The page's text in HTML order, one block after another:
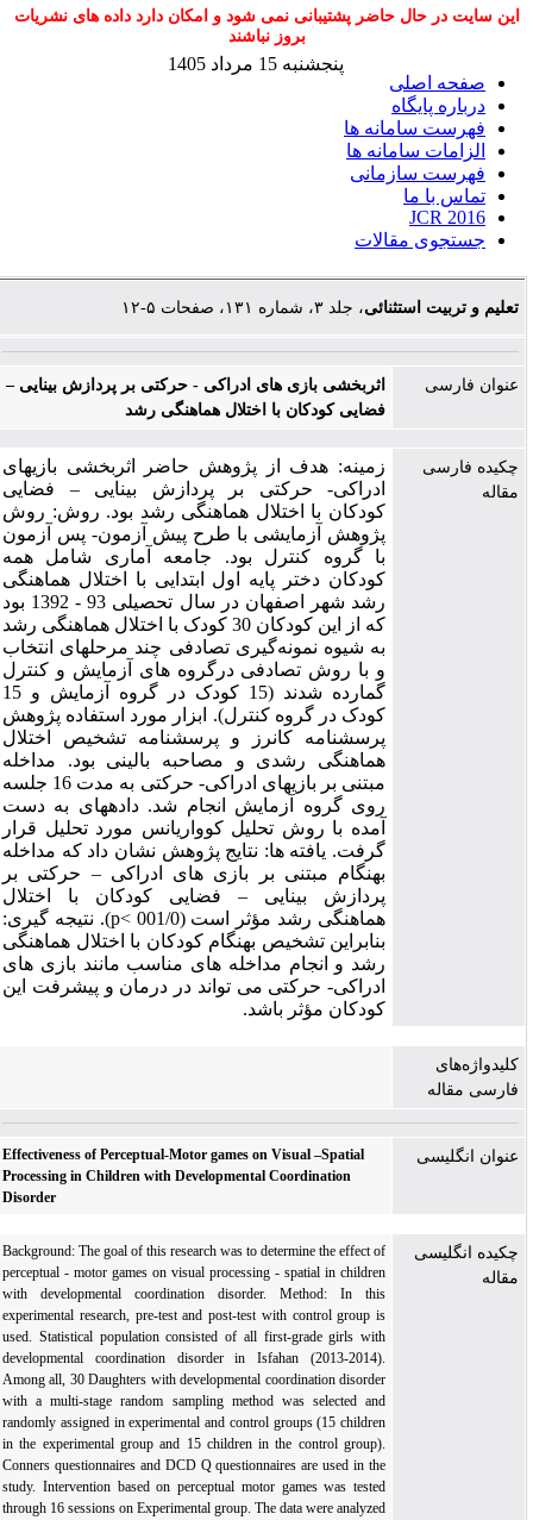
این سایت در حال حاضر پشتیبانی نمی شود و امکان دارد داده های نشریات
بروز نباشند
صفحه اصلی
درباره پایگاه
فهرست سامانه ها
الزامات سامانه ها
فهرست سازمانی
تماس با ما
JCR 2016
جستجوی مقالات
پنجشنبه 15 مرداد 1405
تعلیم و تربیت استثنائی، جلد ۳، شماره ۱۳۱، صفحات ۵-۱۲
عنوان فارسی
اثربخشی بازی های ادراکی - حرکتی بر پردازش بینایی –
فضایی کودکان با اختلال هماهنگی رشد
چکیده فارسی
مقاله
زمینه: هدف از پژوهش حاضر اثربخشی بازی­های
ادراکی-­ حرکتی بر پردازش بینایی – فضایی
کودکان با اختلال هماهنگی رشد بود. روش: روش
پژوهش آزمایشی با طرح پیش ­آزمون- پس­ آزمون
با گروه کنترل بود. جامعه آماری شامل همه
کودکان دختر پایه­ اول ابتدایی با اختلال هماهنگی
رشد شهر اصفهان در سال تحصیلی 93 - 1392 بود
که از این کودکان 30 کودک با اختلال هماهنگی رشد
به شیوه نمونه‌گیری تصادفی چند مرحله­­ای انتخاب
و با روش تصادفی درگروه­ های آزمایش و کنترل
گمارده شدند (15 کودک در گروه آزمایش و 15
کودک در گروه کنترل). ابزار مورد استفاده پژوهش
پرسش­نامه­ کانرز و پرسشنامه تشخیص اختلال
هماهنگی رشدی و مصاحبه بالینی بود. مداخله
مبتنی بر بازی­های ادراکی- حرکتی به مدت 16 جلسه
روی گروه آزمایش انجام شد. داده­های به دست
آمده با روش تحلیل کوواریانس مورد تحلیل قرار
گرفت. یافته ها: نتایج پژوهش نشان داد که مداخله
بهنگام مبتنی بر بازی­ های ادراکی – حرکتی بر
پردازش بینایی – فضایی کودکان با اختلال
هماهنگی رشد مؤثر است (001/0 >p). نتیجه گیری:
بنابراین تشخیص بهنگام کودکان با اختلال هماهنگی
رشد و انجام مداخله ­های مناسب مانند بازی­ های
ادراکی- حرکتی می ­تواند در درمان و پیشرفت این
کودکان مؤثر باشد.
کلیدواژه‌های
فارسی مقاله
عنوان انگلیسی
Effectiveness of Perceptual-Motor games on Visual –Spatial
Processing in Children with Developmental Coordination
Disorder
چکیده انگلیسی
مقاله
Background: The goal of this research was to determine the effect of
perceptual - motor games on visual processing - spatial in children
with developmental coordination disorder. Method: In this
experimental research, pre-test and post-test with control group is
used. Statistical population consisted of all first-grade girls with
developmental coordination disorder in Isfahan (2013-2014).
Among all, 30 Daughters with developmental coordination disorder
with a multi-stage random sampling method was selected and
randomly assigned in experimental and control groups (15 children
in the experimental group and 15 children in the control group).
Conners questionnaires and DCD Q questionnaires are used in the
study. Intervention based on perceptual motor games was tested
through 16 sessions on Experimental group. The data were analyzed